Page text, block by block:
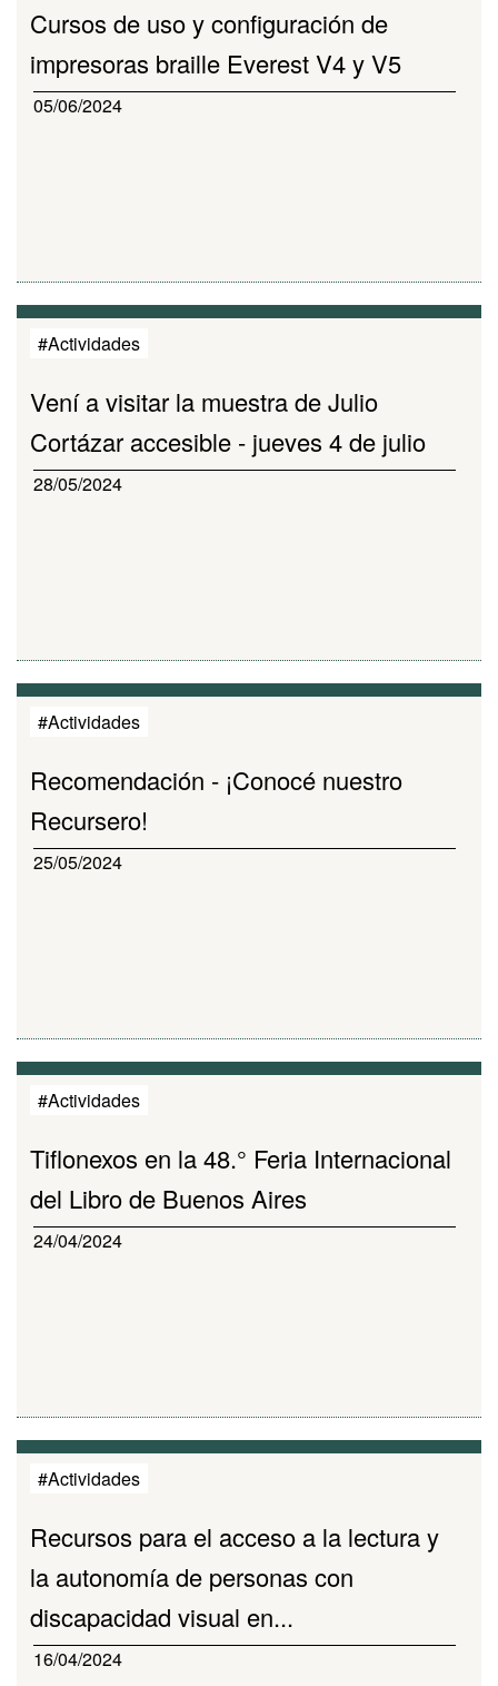
Cursos de uso y configuración de
impresoras braille Everest V4 y V5
05/06/2024
#Actividades
Vení a visitar la muestra de Julio
Cortázar accesible - jueves 4 de julio
28/05/2024
#Actividades
Recomendación - ¡Conocé nuestro
Recursero!
25/05/2024
#Actividades
Tiflonexos en la 48.° Feria Internacional
del Libro de Buenos Aires
24/04/2024
#Actividades
Recursos para el acceso a la lectura y
la autonomía de personas con
discapacidad visual en...
16/04/2024